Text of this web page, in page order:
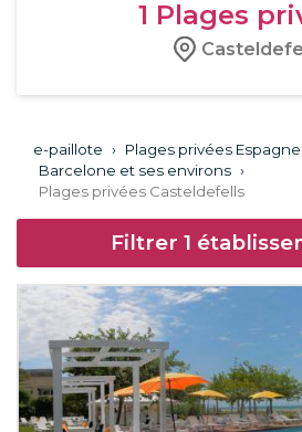
1 Plages
e-paillote › Plages privées Espagne
Barcelone et ses environs ›
Plages privées Casteldefells
Filtrer 1